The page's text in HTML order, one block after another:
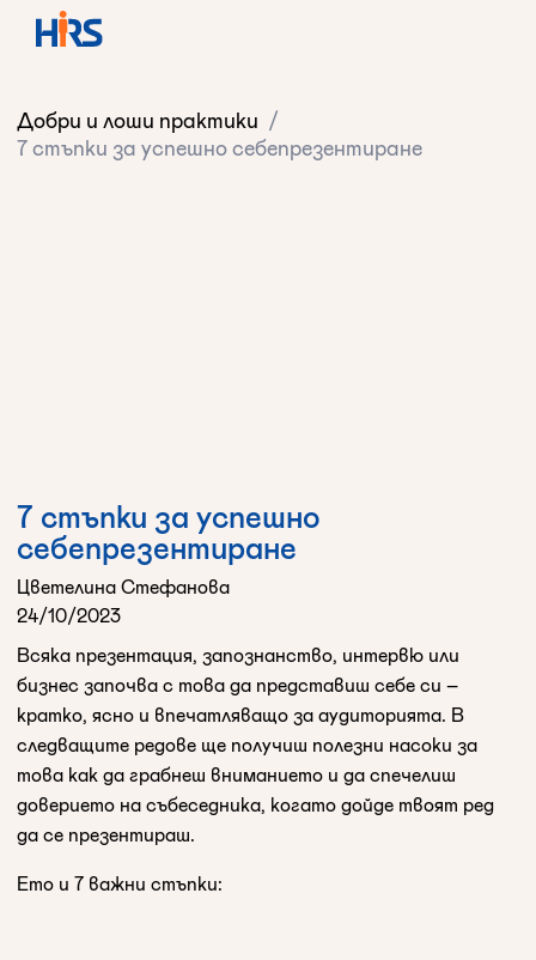
Добри и лоши практики /
7 стъпки за успешно себепрезентиране
7 стъпки за успешно
себепрезентиране
Цветелина Стефанова
24/10/2023
Всяка презентация, запознанство, интервю или
бизнес започва с това да представиш себе си –
кратко, ясно и впечатляващо за аудиторията. В
следващите редове ще получиш полезни насоки за
това как да грабнеш вниманието и да спечелиш
доверието на събеседника, когато дойде твоят ред
да се презентираш.
Ето и 7 важни стъпки: